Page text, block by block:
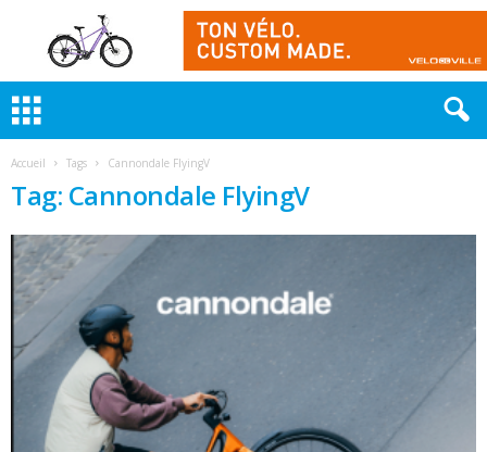
Accueil Tags Cannondale FlyingV
Tag: Cannondale FlyingV